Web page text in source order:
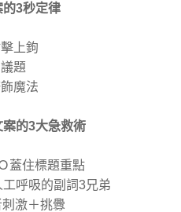
的3秒定律
上鉤
題
魔法
案的3大急救術
蓋住標題重點
呼吸的副詞3兄弟
激＋挑釁